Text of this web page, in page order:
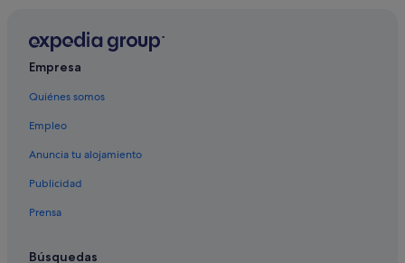
Icacos hoteles
Magallanes hoteles
Área del bulevar Barra Vieja hoteles
La Venta hoteles
Punta Diamante hoteles
Hoteles cerca de Playa Condesa
Tres Palos hoteles
Empresa
Quiénes somos
Empleo
Anuncia tu alojamiento
Publicidad
Prensa
Búsquedas